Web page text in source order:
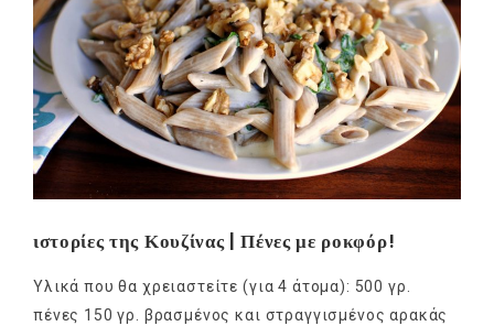
ιστορίες της Κουζίνας | Πένες με ροκφόρ!
Υλικά που θα χρειαστείτε (για 4 άτομα): 500 γρ.
πένες 150 γρ. βρασμένος και στραγγισμένος αρακάς